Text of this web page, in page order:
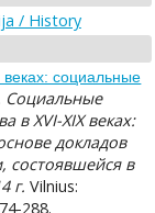
/ History
веках: социальные
Социальные
в XVI-XIX веках:
докладов
состоявшейся в
г. Vilnius:
288.